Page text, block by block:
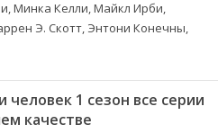
Минка Келли, Майкл Ирби,
Э. Скотт, Энтони Конечны,
1 сезон все серии
качестве